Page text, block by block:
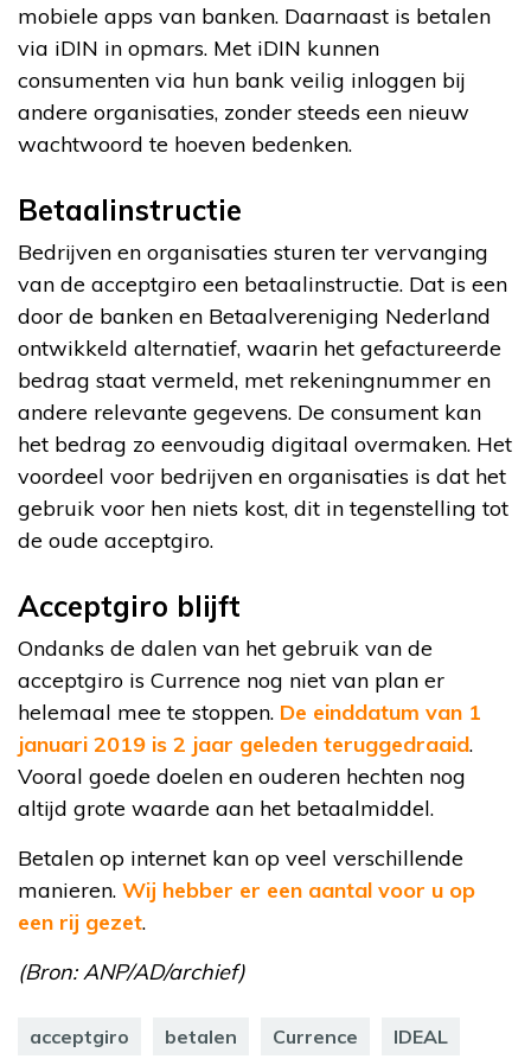
mobiele apps van banken. Daarnaast is betalen
via iDIN in opmars. Met iDIN kunnen
consumenten via hun bank veilig inloggen bij
andere organisaties, zonder steeds een nieuw
wachtwoord te hoeven bedenken.
Betaalinstructie
Bedrijven en organisaties sturen ter vervanging
van de acceptgiro een betaalinstructie. Dat is een
door de banken en Betaalvereniging Nederland
ontwikkeld alternatief, waarin het gefactureerde
bedrag staat vermeld, met rekeningnummer en
andere relevante gegevens. De consument kan
het bedrag zo eenvoudig digitaal overmaken. Het
voordeel voor bedrijven en organisaties is dat het
gebruik voor hen niets kost, dit in tegenstelling tot
de oude acceptgiro.
Acceptgiro blijft
Ondanks de dalen van het gebruik van de
acceptgiro is Currence nog niet van plan er
helemaal mee te stoppen. De einddatum van 1
januari 2019 is 2 jaar geleden teruggedraaid.
Vooral goede doelen en ouderen hechten nog
altijd grote waarde aan het betaalmiddel.
Betalen op internet kan op veel verschillende
manieren. Wij hebber er een aantal voor u op
een rij gezet.
(Bron: ANP/AD/archief)
acceptgiro betalen Currence IDEAL